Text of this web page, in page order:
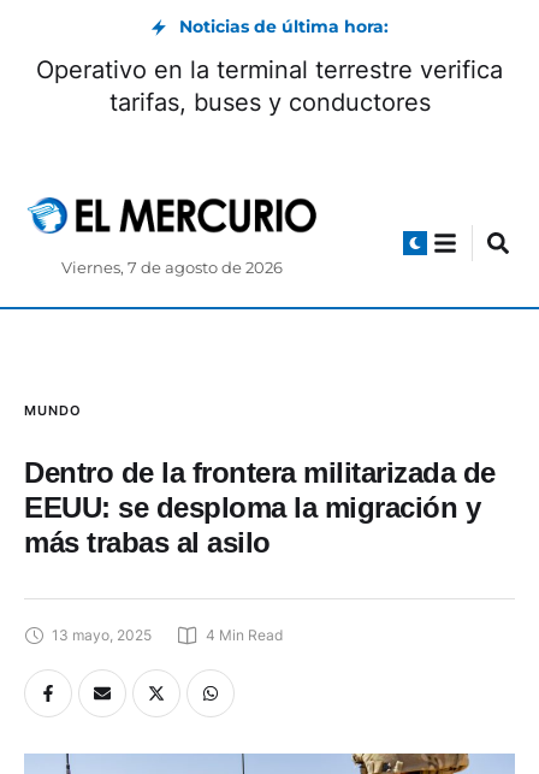
Noticias de última hora:
Noboa se reunió con el mandatario
Colombia, Abelardo de la Espriella
Viernes, 7 de agosto de 2026
MUNDO
Dentro de la frontera militarizada de
EEUU: se desploma la migración y
más trabas al asilo
13 mayo, 2025 4 Min Read